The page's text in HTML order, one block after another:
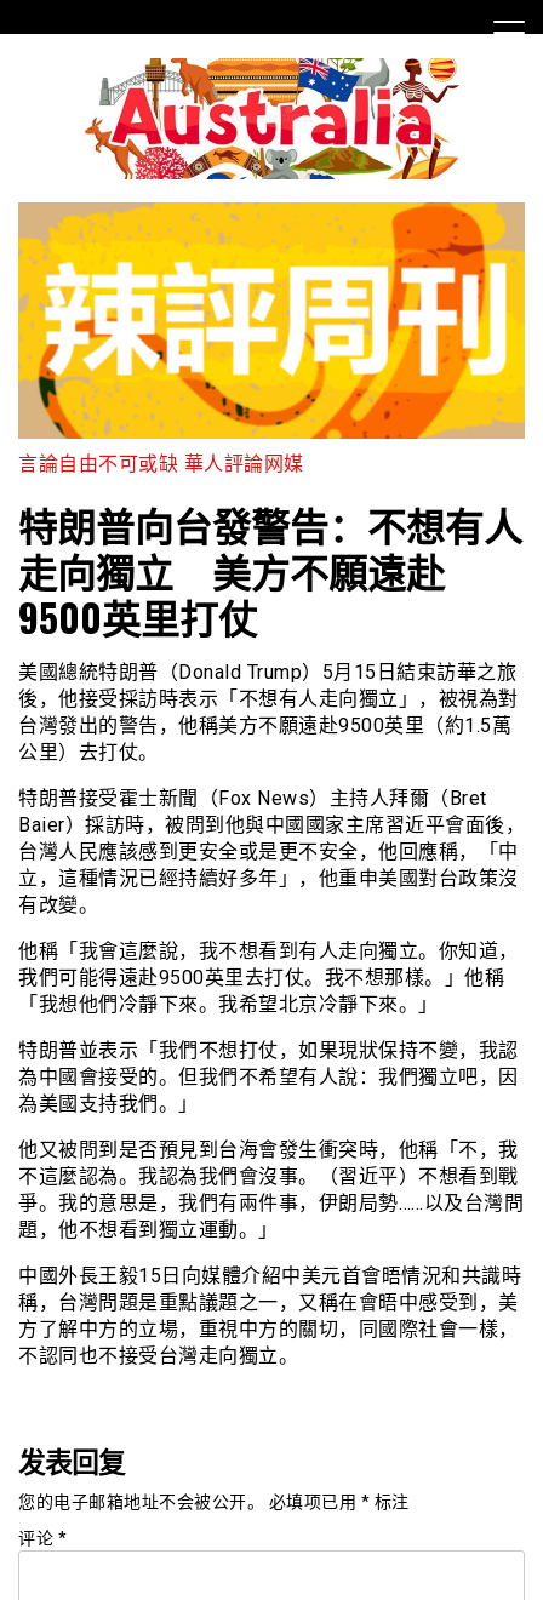
to
言論自由不可或缺 華人評論网媒
特朗普向台發警告：不想有人
走向獨立 美方不願遠赴
9500英里打仗
美國總統特朗普（Donald Trump）5月15日結束訪華之旅
後，他接受採訪時表示「不想有人走向獨立」，被視為對
台灣發出的警告，他稱美方不願遠赴9500英里（約1.5萬
公里）去打仗。
特朗普接受霍士新聞（Fox News）主持人拜爾（Bret
Baier）採訪時，被問到他與中國國家主席習近平會面後，
台灣人民應該感到更安全或是更不安全，他回應稱，「中
立，這種情況已經持續好多年」，他重申美國對台政策沒
有改變。
他稱「我會這麼說，我不想看到有人走向獨立。你知道，
我們可能得遠赴9500英里去打仗。我不想那樣。」他稱
「我想他們冷靜下來。我希望北京冷靜下來。」
特朗普並表示「我們不想打仗，如果現狀保持不變，我認
為中國會接受的。但我們不希望有人說：我們獨立吧，因
為美國支持我們。」
他又被問到是否預見到台海會發生衝突時，他稱「不，我
不這麼認為。我認為我們會沒事。（習近平）不想看到戰
爭。我的意思是，我們有兩件事，伊朗局勢……以及台灣問
題，他不想看到獨立運動。」
中國外長王毅15日向媒體介紹中美元首會晤情況和共識時
稱，台灣問題是重點議題之一，又稱在會晤中感受到，美
方了解中方的立場，重視中方的關切，同國際社會一樣，
不認同也不接受台灣走向獨立。
发表回复
您的电子邮箱地址不会被公开。 必填项已用 * 标注
评论 *